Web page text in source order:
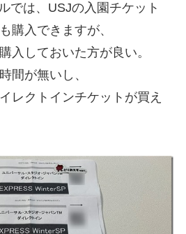
では、USJの入園チケット
購入できますが、
入しておいた方が良い。
間が無いし、
レクトインチケットが買え